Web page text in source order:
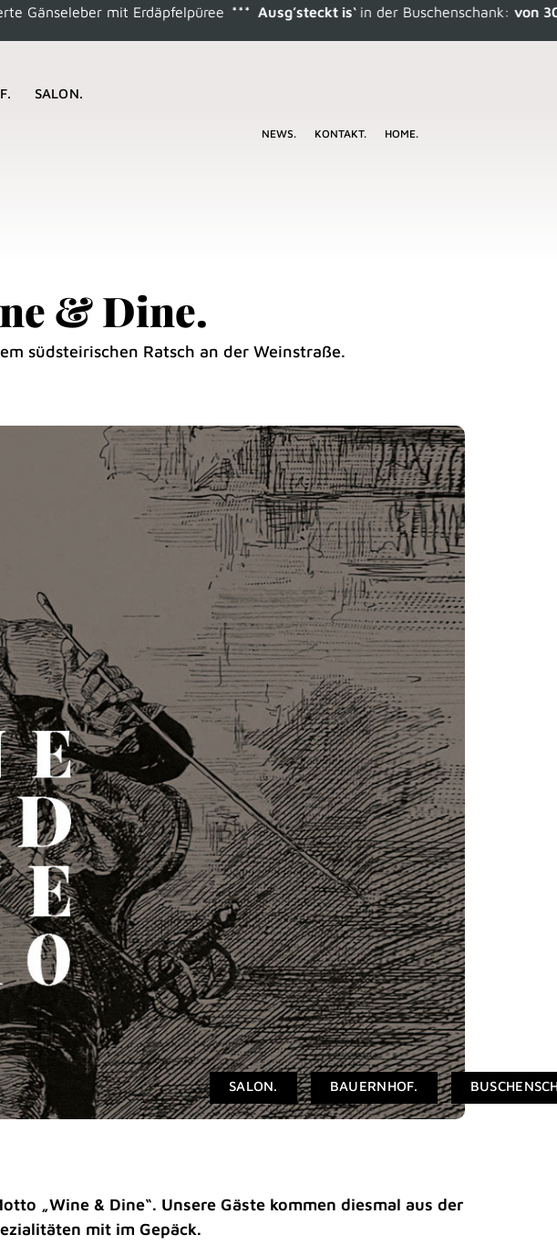
mit Erdäpfelpüree*** Ausg’steckt is‘in der Buschenschank:von 30.
SALON.
NEWS. KONTAKT. HOME.
& Dine.
südsteirischen Ratsch an der Weinstraße.
„Wine & Dine“. Unsere Gäste kommen diesmal aus der
mit im Gepäck.
SALON. BAUERNHOF.